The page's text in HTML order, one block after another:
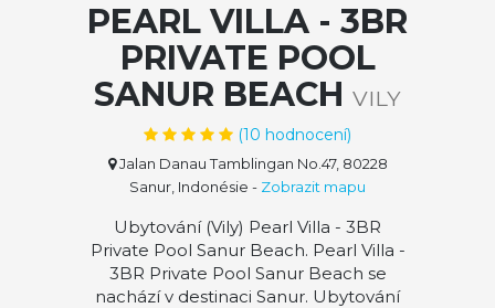
PEARL VILLA - 3BR
PRIVATE POOL
SANUR BEACH VILY
(10 hodnocení)
Jalan Danau Tamblingan No.47, 80228
Sanur, Indonésie - Zobrazit mapu
Ubytování (Vily) Pearl Villa - 3BR
Private Pool Sanur Beach. Pearl Villa -
3BR Private Pool Sanur Beach se
nachází v destinaci Sanur. Ubytování